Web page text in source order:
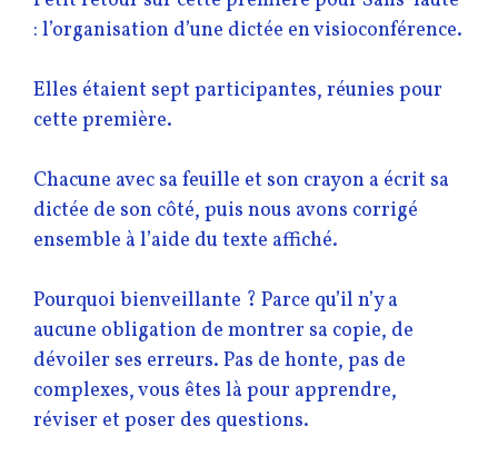
: l’organisation d’une dictée en visioconférence.
Elles étaient sept participantes, réunies pour
cette première.
Chacune avec sa feuille et son crayon a écrit sa
dictée de son côté, puis nous avons corrigé
ensemble à l’aide du texte affiché.
Pourquoi bienveillante ? Parce qu’il n’y a
aucune obligation de montrer sa copie, de
dévoiler ses erreurs. Pas de honte, pas de
complexes, vous êtes là pour apprendre,
réviser et poser des questions.